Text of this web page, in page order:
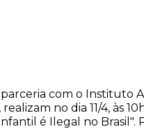
com o Instituto
no dia 11/4, às
é Ilegal no Brasil".